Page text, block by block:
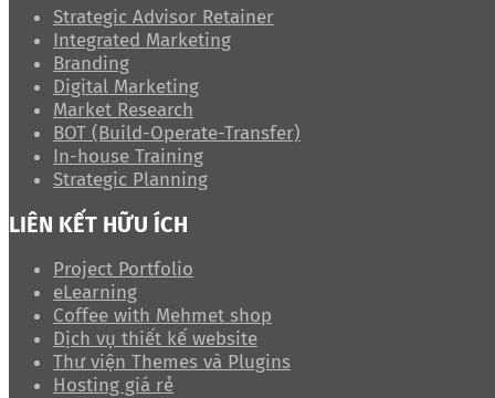
Strategic Advisor Retainer
Integrated Marketing
Branding
Digital Marketing
Market Research
BOT (Build-Operate-Transfer)
In-house Training
Strategic Planning
LIÊN KẾT HỮU ÍCH
Project Portfolio
eLearning
Coffee with Mehmet shop
Dịch vụ thiết kế website
Thư viện Themes và Plugins
Hosting giá rẻ